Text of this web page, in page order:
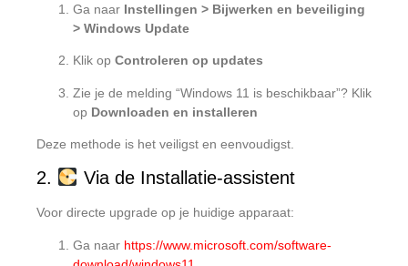
Ga naar Instellingen > Bijwerken en beveiliging
> Windows Update
Klik op Controleren op updates
Zie je de melding “Windows 11 is beschikbaar”? Klik
op Downloaden en installeren
Deze methode is het veiligst en eenvoudigst.
2. Via de Installatie-assistent
Voor directe upgrade op je huidige apparaat:
Ga naar https://www.microsoft.com/software-